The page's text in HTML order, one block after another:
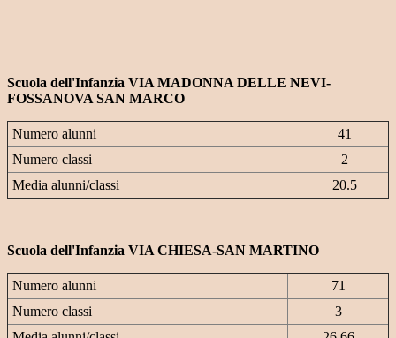
Scuola dell'Infanzia VIA MADONNA DELLE NEVI-
FOSSANOVA SAN MARCO
Numero alunni
41
Numero classi
2
Media alunni/classi
20.5
Scuola dell'Infanzia VIA CHIESA-SAN MARTINO
Numero alunni
71
Numero classi
3